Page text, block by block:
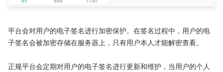
平台会对用户的电子签名进行加密保护。在签名过程中，用户的电
子签名会被加密存储在服务器上，只有用户本人才能解密查看。
正规平台会定期对用户的电子签名进行更新和维护，当用户的个人